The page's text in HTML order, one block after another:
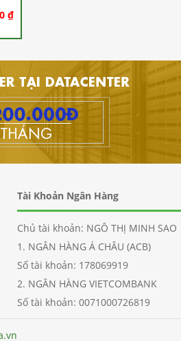
₫
Tài Khoản Ngân Hàng
Chủ tài khoản: NGÔ THỊ MINH SAO
1. NGÂN HÀNG Á CHÂU (ACB)
Số tài khoản: 178069919
2. NGÂN HÀNG VIETCOMBANK
Số tài khoản: 0071000726819